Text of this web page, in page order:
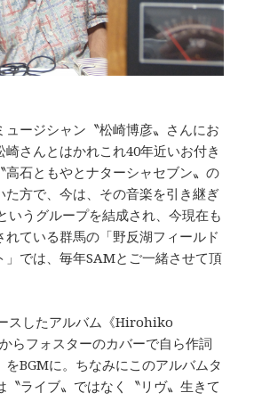
ュージシャン〝松崎博彦〟さんにお
さんとはかれこれ40年近いお付き
高石ともやとナターシャセブン〟の
た方で、今は、その音楽を引き継ぎ
いうグループを結成され、今現在も
れている群馬の「野反湖フィールド
」では、毎年SAMとご一緒させて頂
スしたアルバム《Hirohiko
フォスターのカバーで自ら作詞
をBGMに。ちなみにこのアルバムタ
ライブ〟ではなく〝リヴ〟生きて